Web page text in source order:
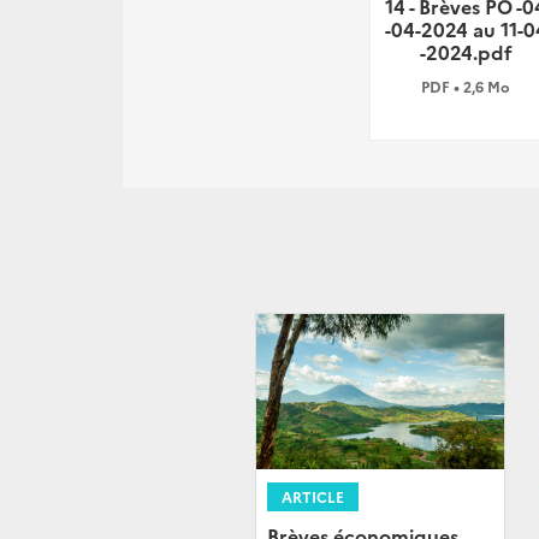
14 - Brèves PO -
-04-2024 au 11-
-2024.pdf
PDF • 2,6 Mo
ARTICLE